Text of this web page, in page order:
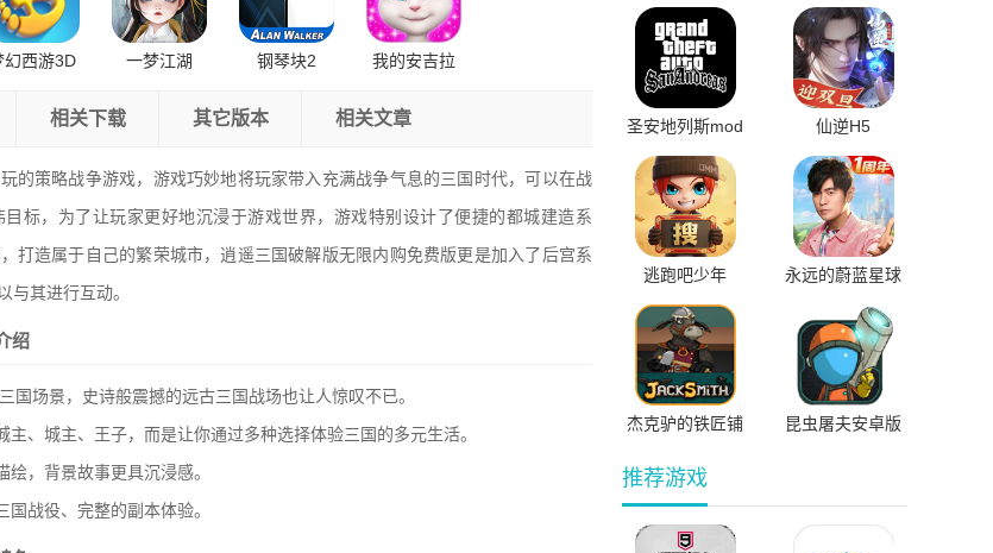
幻西游3D
一梦江湖 钢琴块2 我的安吉拉
相关下载 其它版本 相关文章
的策略战争游戏，游戏巧妙地将玩家带入充满战争气息的三国时代，可以在战
标，为了让玩家更好地沉浸于游戏世界，游戏特别设计了便捷的都城建造系
打造属于自己的繁荣城市，逍遥三国破解版无限内购免费版更是加入了后宫系
与其进行互动。
绍
国场景，史诗般震撼的远古三国战场也让人惊叹不已。
、城主、王子，而是让你通过多种选择体验三国的多元生活。
，背景故事更具沉浸感。
战役、完整的副本体验。
圣安地列斯mod
仙逆H5
逃跑吧少年
永远的蔚蓝星球
杰克驴的铁匠铺
昆虫屠夫安卓版
推荐游戏